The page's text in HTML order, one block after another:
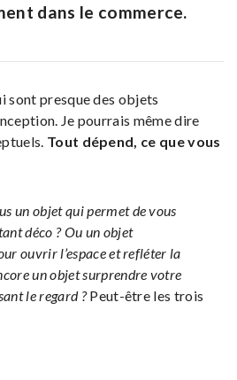
dans le commerce.
sont presque des objets
Je pourrais même dire
Tout dépend, ce que vous
un objet qui permet de vous
déco ? Ou un objet
ouvrir l’espace et refléter la
un objet surprendre votre
le regard ?Peut-être les trois